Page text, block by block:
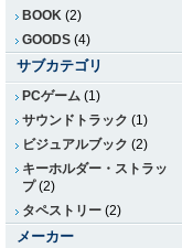
BOOK (2)
GOODS (4)
サブカテゴリ
PCゲーム (1)
サウンドトラック (1)
ビジュアルブック (2)
キーホルダー・ストラッ
プ(2)
タペストリー (2)
メーカー